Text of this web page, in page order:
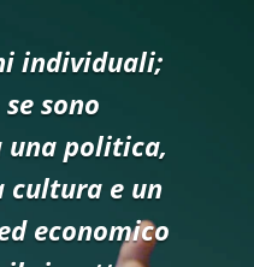
individuali;
sono
una politica,
cultura e un
economico